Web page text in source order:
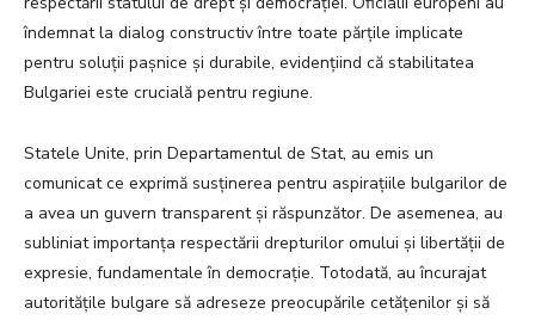
îndemnat la dialog constructiv între toate părțile implicate
pentru soluții pașnice și durabile, evidențiind că stabilitatea
Bulgariei este crucială pentru regiune.
Statele Unite, prin Departamentul de Stat, au emis un
comunicat ce exprimă susținerea pentru aspirațiile bulgarilor de
a avea un guvern transparent și răspunzător. De asemenea, au
subliniat importanța respectării drepturilor omului și libertății de
expresie, fundamentale în democrație. Totodată, au încurajat
autoritățile bulgare să adreseze preocupările cetățenilor și să